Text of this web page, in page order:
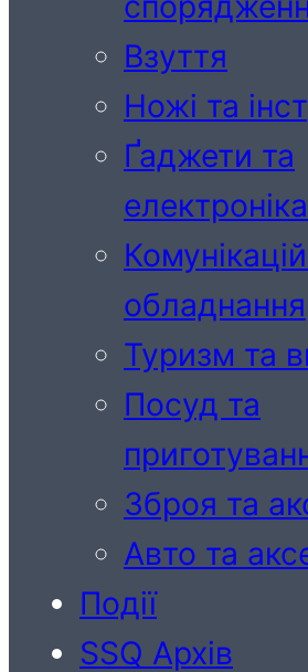
Взуття
Ножі та
Ґаджети та
електроніка
обладнання
Туризм та
Посуд та
Зброя та
Авто та
Події
SSQ Архів